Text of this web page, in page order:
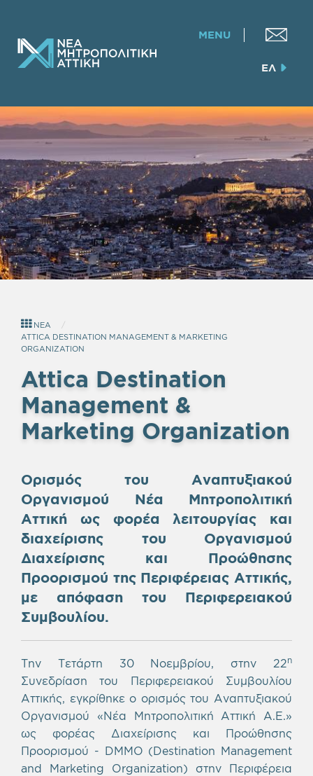
MENU
ΕΛ
ΝΕΑ
ATTICA DESTINATION MANAGEMENT & MARKETING
ORGANIZATION
Attica Destination
Management &
Marketing Organization
Ορισμός του Αναπτυξιακού
Οργανισμού Νέα Μητροπολιτική
Αττική ως φορέα λειτουργίας και
διαχείρισης του Οργανισμού
Διαχείρισης και Προώθησης
Προορισμού της Περιφέρειας Αττικής,
με απόφαση του Περιφερειακού
Συμβουλίου.
Την Τετάρτη 30 Νοεμβρίου, στην 22η
Συνεδρίαση του Περιφερειακού Συμβουλίου
Αττικής, εγκρίθηκε ο ορισμός του Αναπτυξιακού
Οργανισμού «Νέα Μητροπολιτική Αττική Α.Ε.»
ως φορέας Διαχείρισης και Προώθησης
Προορισμού - DMMO (Destination Management
and Marketing Organization) στην Περιφέρεια